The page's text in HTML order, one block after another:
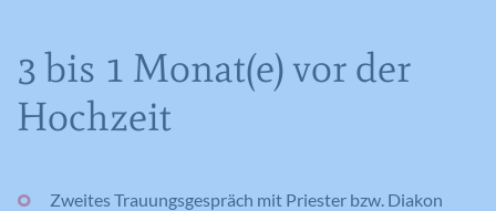
3 bis 1 Monat(e) vor der
Hochzeit
Zweites Trauungsgespräch mit Priester bzw. Diakon